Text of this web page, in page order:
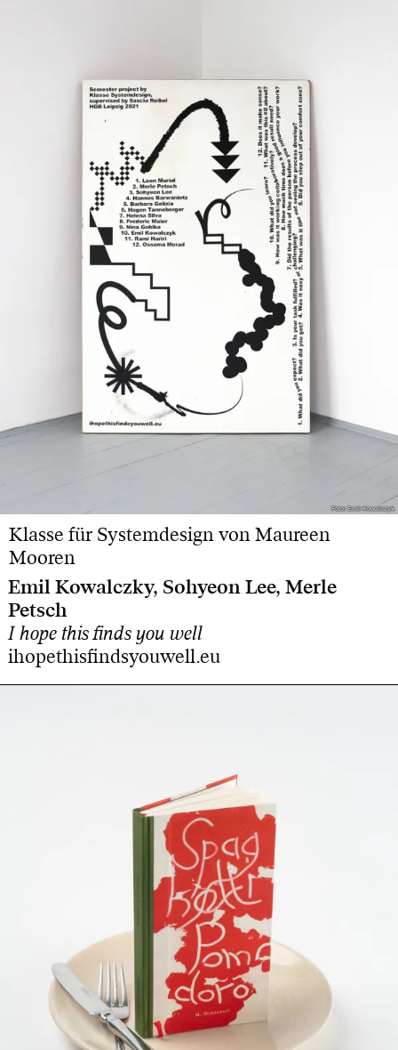
Foto: Emil Kowalczyk
Foto: Emil Kowalczyk
Klasse für Systemdesign von Maureen
Mooren
Emil Kowalczky, Sohyeon Lee, Merle
Petsch
I hope this finds you well
ihopethisfindsyouwell.eu